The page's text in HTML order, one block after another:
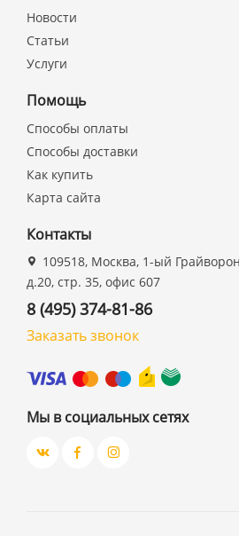
Новости
Статьи
Услуги
Помощь
Способы оплаты
Способы доставки
Как купить
Карта сайта
Контакты
109518, Москва, 1-ый
д.20, стр. 35, офис 607
8 (495) 374-81-86
Заказать звонок
Мы в социальных сетях